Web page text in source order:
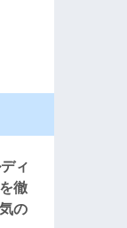
ィ
徹
の